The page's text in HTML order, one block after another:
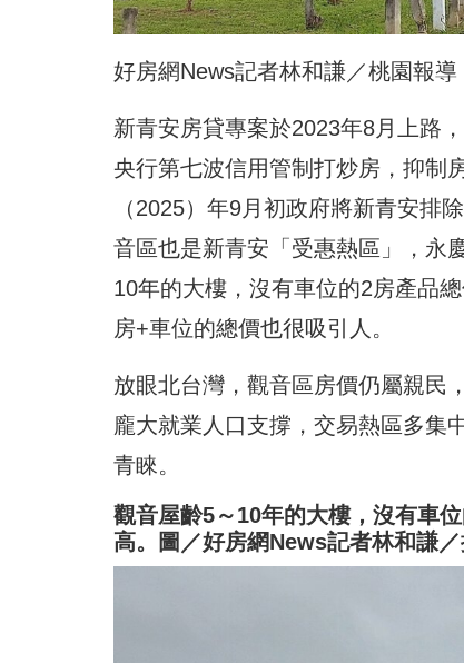
好房網News記者林和謙／桃園報導
新青安房貸專案於2023年8月上路
央行第七波信用管制打炒房，抑制
（2025）年9月初政府將新青安排
音區也是新青安「受惠熱區」，永
10年的大樓，沒有車位的2房產品
房+車位的總價也很吸引人。
放眼北台灣，觀音區房價仍屬親民
龐大就業人口支撐，交易熱區多集
青睞。
觀音屋齡5～10年的大樓，沒有車
高。圖／好房網News記者林和謙